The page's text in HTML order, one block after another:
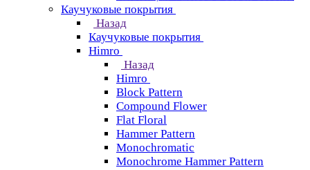
Каучуковые покрытия
Назад
Каучуковые покрытия
Himro
Назад
Himro
Block Pattern
Compound Flower
Flat Floral
Hammer Pattern
Monochromatic
Monochrome Hammer Pattern